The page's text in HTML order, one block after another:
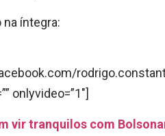
na íntegra:
onlyvideo=”1″]
vir tranquilos com